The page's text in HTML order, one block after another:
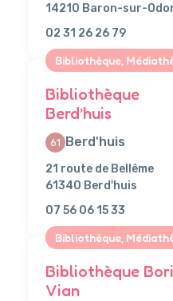
14210 Baron-sur-
02 31 26 26 79
Bibliothèque,
Bibliothèque
Berd’huis
61 Berd'huis
21 route de Bellême
61340 Berd'huis
07 56 06 15 33
Bibliothèque,
Bibliothèque
Vian